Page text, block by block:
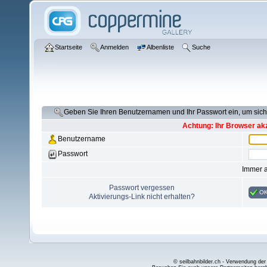
Startseite Anmelden Albenliste Suche
Geben Sie Ihren Benutzernamen und Ihr Passwort ein, um
Achtung: Ihr Browser
Benutzername
Passwort
Immer
Passwort vergessen
Aktivierungs-Link nicht erhalten?
© seilbahnbilder.ch - Verwendung